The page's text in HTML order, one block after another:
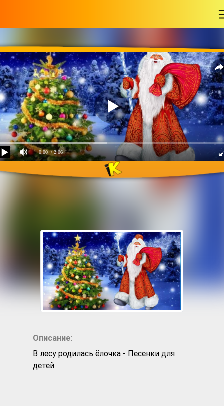
0:00 / 2:06
Ёлочка
Описание:
В лесу родилась ёлочка - Песенки для
детей